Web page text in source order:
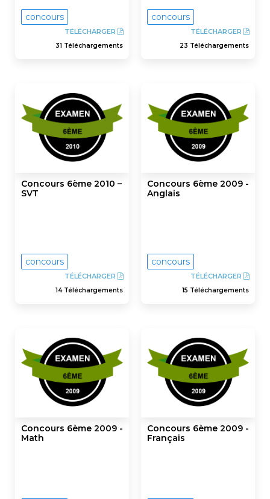
concours
TÉLÉCHARGER
31 Téléchargements
concours
TÉLÉCHARGER
23 Téléchargements
Concours 6ème 2010 –
SVT
concours
TÉLÉCHARGER
14 Téléchargements
Concours 6ème 2009 -
Anglais
concours
TÉLÉCHARGER
15 Téléchargements
Concours 6ème 2009 -
Math
Concours 6ème 2009 -
Français